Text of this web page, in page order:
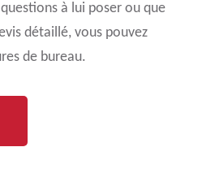
à lui poser ou que
détaillé, vous pouvez
de bureau.